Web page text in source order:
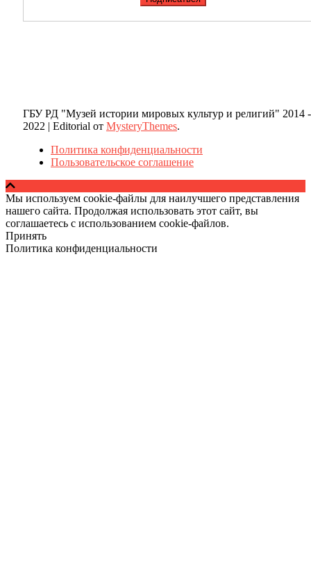
ГБУ РД "Музей истории мировых культур и религий" 2014 -
2022 | Editorial от MysteryThemes.
Политика конфиденциальности
Пользовательское соглашение
Мы используем cookie-файлы для наилучшего представления
нашего сайта. Продолжая использовать этот сайт, вы
соглашаетесь с использованием cookie-файлов.
Принять
Политика конфиденциальности